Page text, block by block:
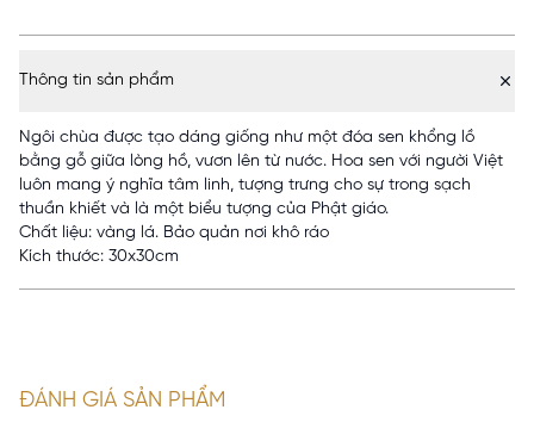
Thông tin sản phẩm
Ngôi chùa được tạo dáng giống như một đóa sen khổng lồ
bằng gỗ giữa lòng hồ, vươn lên từ nước. Hoa sen với người Việt
luôn mang ý nghĩa tâm linh, tượng trưng cho sự trong sạch
thuần khiết và là một biểu tượng của Phật giáo.
Chất liệu: vàng lá. Bảo quản nơi khô ráo
Kích thước: 30x30cm
ĐÁNH GIÁ SẢN PHẨM